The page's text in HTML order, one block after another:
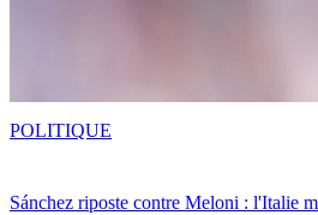
Sánchez riposte contre Meloni : l'Italie
POLITIQUE